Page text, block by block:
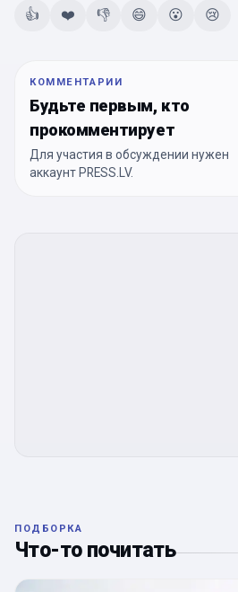
👍 ❤️ 👎 😄 😮 😢
КОММЕНТАРИИ
Будьте первым, кто
прокомментирует
Для участия в обсуждении нужен
аккаунт PRESS.LV.
ПОДБОРКА
Что-то почитать